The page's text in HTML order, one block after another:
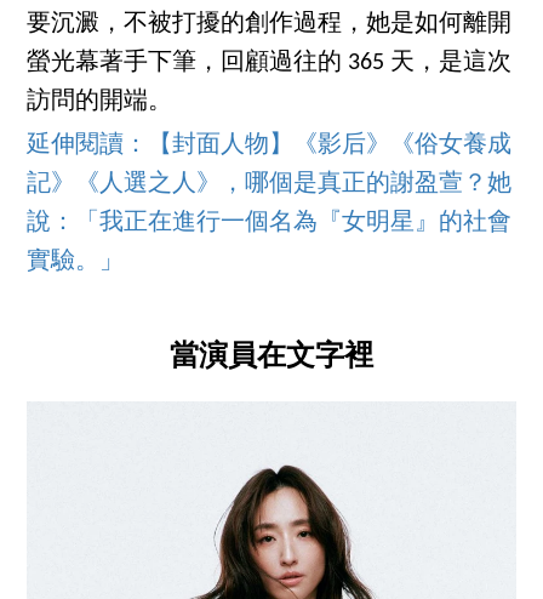
要沉澱，不被打擾的創作過程，她是如何離開
螢光幕著手下筆，回顧過往的 365 天，是這次
訪問的開端。
延伸閱讀：【封面人物】《影后》《俗女養成
記》《人選之人》，哪個是真正的謝盈萱？她
說：「我正在進行一個名為『女明星』的社會
實驗。」
當演員在文字裡